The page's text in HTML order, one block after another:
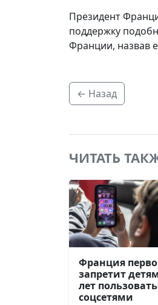
Президент
поддержку
Франции, назвав
← Назад
ЧИТАТЬ
Франция
запретит
лет
соцсетями